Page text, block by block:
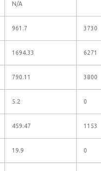
N/A
961.7 3730
1694.33 6271
790.11 3800
5.2 0
459.47 1153
19.9 0